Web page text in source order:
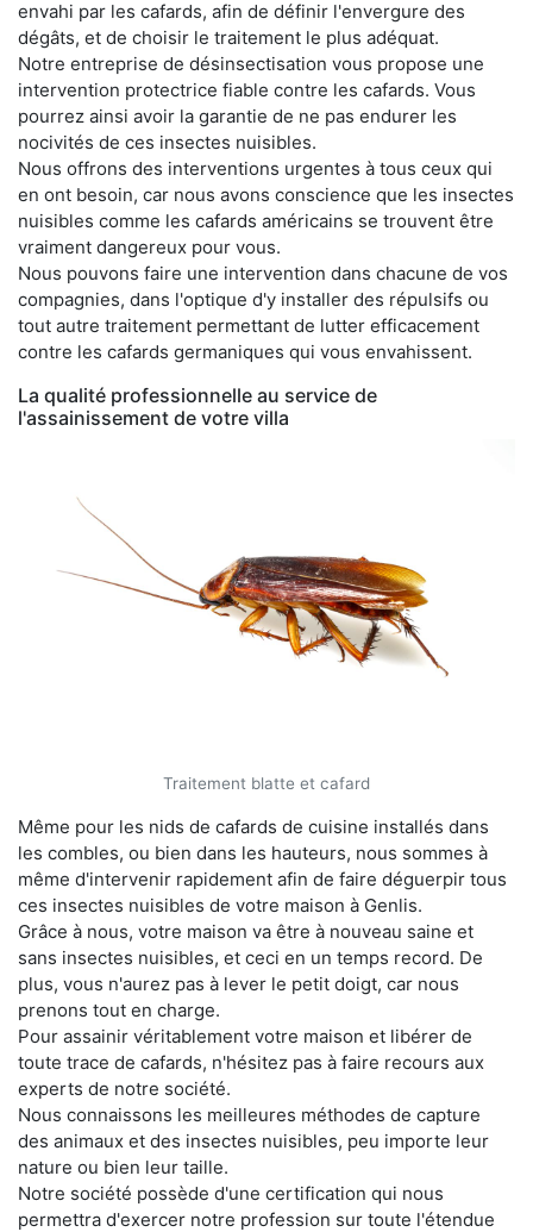
envahi par les cafards, afin de définir l'envergure des
dégâts, et de choisir le traitement le plus adéquat.
Notre entreprise de désinsectisation vous propose une
intervention protectrice fiable contre les cafards. Vous
pourrez ainsi avoir la garantie de ne pas endurer les
nocivités de ces insectes nuisibles.
Nous offrons des interventions urgentes à tous ceux qui
en ont besoin, car nous avons conscience que les insectes
nuisibles comme les cafards américains se trouvent être
vraiment dangereux pour vous.
Nous pouvons faire une intervention dans chacune de vos
compagnies, dans l'optique d'y installer des répulsifs ou
tout autre traitement permettant de lutter efficacement
contre les cafards germaniques qui vous envahissent.
La qualité professionnelle au service de
l'assainissement de votre villa
Traitement blatte et cafard
Même pour les nids de cafards de cuisine installés dans
les combles, ou bien dans les hauteurs, nous sommes à
même d'intervenir rapidement afin de faire déguerpir tous
ces insectes nuisibles de votre maison à Genlis.
Grâce à nous, votre maison va être à nouveau saine et
sans insectes nuisibles, et ceci en un temps record. De
plus, vous n'aurez pas à lever le petit doigt, car nous
prenons tout en charge.
Pour assainir véritablement votre maison et libérer de
toute trace de cafards, n'hésitez pas à faire recours aux
experts de notre société.
Nous connaissons les meilleures méthodes de capture
des animaux et des insectes nuisibles, peu importe leur
nature ou bien leur taille.
Notre société possède d'une certification qui nous
permettra d'exercer notre profession sur toute l'étendue